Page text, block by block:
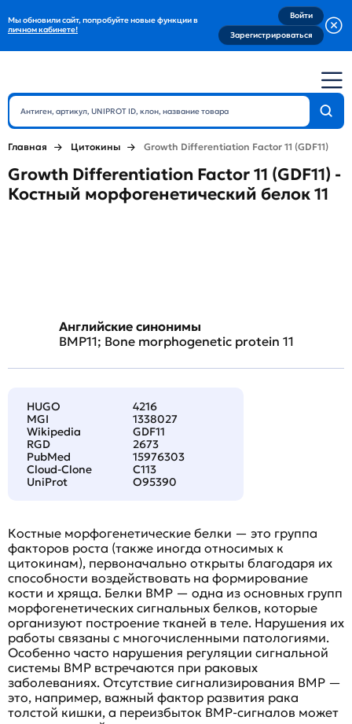
Мы обновили сайт, попробуйте новые функции в
личном кабинете!
Войти
Зарегистрироваться
Главная Цитокины Growth Differentiation Factor 11 (GDF11)
Growth Differentiation Factor 11 (GDF11) -
Костный морфогенетический белок 11
Английские синонимы
BMP11; Bone morphogenetic protein 11
HUGO
4216
MGI
1338027
Wikipedia
GDF11
RGD
2673
PubMed
15976303
Cloud-Clone
C113
UniProt
O95390
Костные морфогенетические белки — это группа
факторов роста (также иногда относимых к
цитокинам), первоначально открыты благодаря их
способности воздействовать на формирование
кости и хряща. Белки BMP — одна из основных групп
морфогенетических сигнальных белков, которые
организуют построение тканей в теле. Нарушения их
работы связаны с многочисленными патологиями.
Особенно часто нарушения регуляции сигнальной
системы BMP встречаются при раковых
заболеваниях. Отсутствие сигнализирования BMP —
это, например, важный фактор развития рака
толстой кишки, а переизбыток BMP-сигналов может